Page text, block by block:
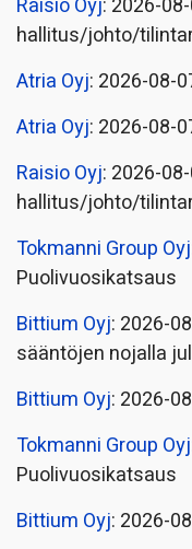
Raisio Oyj: 2026-
hallitus/johto/
Atria Oyj: 2026-08-
Atria Oyj: 2026-08-
Raisio Oyj: 2026-
hallitus/johto/
Tokmanni Group Oyj
Puolivuosikatsaus
Bittium Oyj: 2026-
sääntöjen nojalla
Bittium Oyj: 2026-
Tokmanni Group Oyj
Puolivuosikatsaus
Bittium Oyj: 2026-